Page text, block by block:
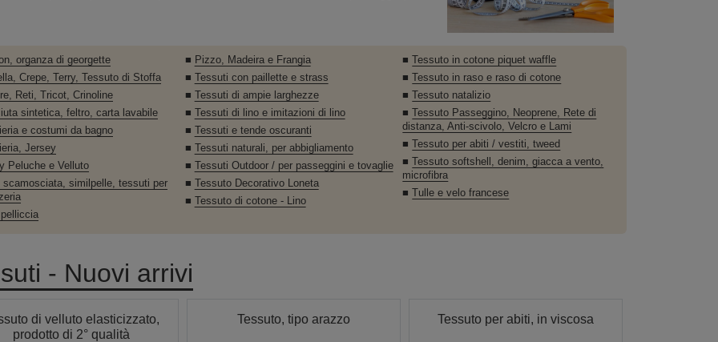
organza di georgette
Crepe, Terry, Tessuto di Stoffa
Reti, Tricot, Crinoline
sintetica, feltro, carta lavabile
e costumi da bagno
Jersey
Peluche e Velluto
scamosciata, similpelle, tessuti per
■ Pizzo, Madeira e Frangia
■ Tessuti con paillette e strass
■ Tessuti di ampie larghezze
■ Tessuti di lino e imitazioni di lino
■ Tessuti e tende oscuranti
■ Tessuti naturali, per abbigliamento
■ Tessuti Outdoor / per passeggini e tovaglie
■ Tessuto Decorativo Loneta
■ Tessuto di cotone - Lino
■Tessuto in cotone piquet waffle
■Tessuto in raso e raso di cotone
■Tessuto natalizio
■Tessuto Passeggino, Neoprene, Rete di
distanza, Anti-scivolo, Velcro e Lami
■Tessuto per abiti / vestiti, tweed
■Tessuto softshell, denim, giacca a vento,
microfibra
■Tulle e velo francese
- Nuovi arrivi
di velluto elasticizzato,
prodotto di 2° qualità
Tessuto, tipo arazzo Tessuto per abiti, in viscosa